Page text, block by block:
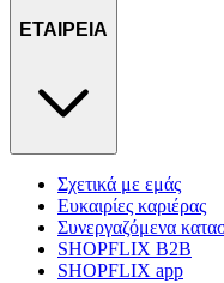
ΕΤΑΙΡΕΙΑ
Σχετικά με εμάς
Ευκαιρίες καριέρας
Συνεργαζόμενα
SHOPFLIX B2B
SHOPFLIX app